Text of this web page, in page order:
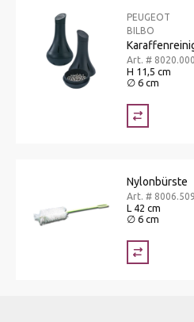
PEUGEOT
BILBO
Art. #
H 11,5 cm
∅ 6 cm
Nylonbürste
Art. #
L 42 cm
∅ 6 cm